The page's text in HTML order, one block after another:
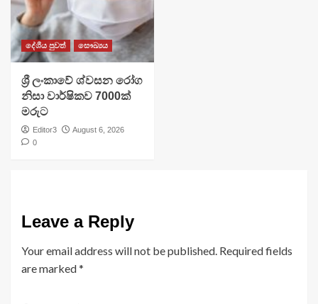
දේශීය පුවත් සෞඛ්‍යය
ශ්‍රී ලංකාවේ ශ්වසන රෝග
නිසා වාර්ෂිකව 7000ක්
මරුට
Editor3
August 6, 2026
0
Leave a Reply
Your email address will not be published. Required fields
are marked*